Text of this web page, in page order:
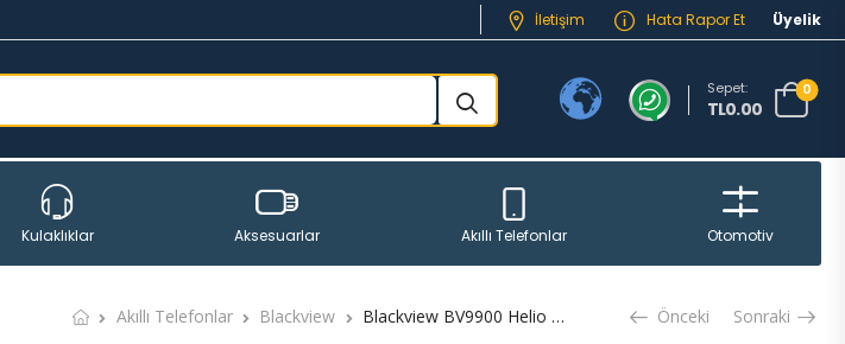
İletişim Hata Rapor Et Üyelik
Sepet:
TL0.00
0
Kulaklıklar Aksesuarlar Akıllı Telefonlar Otomotiv
Akıllı Telefonlar Blackview Blackview BV9900 Helio P90 Octa çekirdek 8GB + 256GB IP68 Android 9.0 48MP Kamera Önceki Sonraki